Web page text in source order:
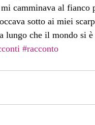
camminava al fianco
sotto ai miei
lungo che il mondo si è
#racconto